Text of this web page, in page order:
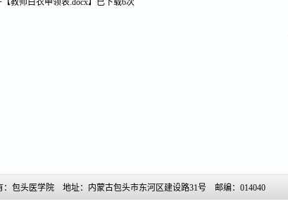
【教师白衣申领表.docx】已下载6次
：包头医学院 地址：内蒙古包头市东河区建设路31号 邮编：014040